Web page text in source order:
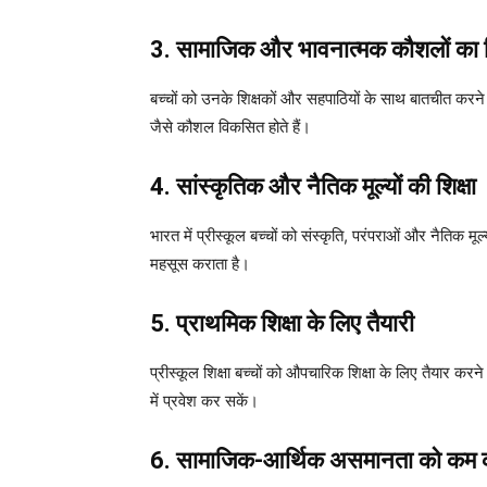
3. सामाजिक और भावनात्मक कौशलों का
बच्चों को उनके शिक्षकों और सहपाठियों के साथ बातचीत
जैसे कौशल विकसित होते हैं।
4. सांस्कृतिक और नैतिक मूल्यों की शिक्षा
भारत में प्रीस्कूल बच्चों को संस्कृति, परंपराओं और नैतिक
महसूस कराता है।
5. प्राथमिक शिक्षा के लिए तैयारी
प्रीस्कूल शिक्षा बच्चों को औपचारिक शिक्षा के लिए
में प्रवेश कर सकें।
6. सामाजिक-आर्थिक असमानता को कम